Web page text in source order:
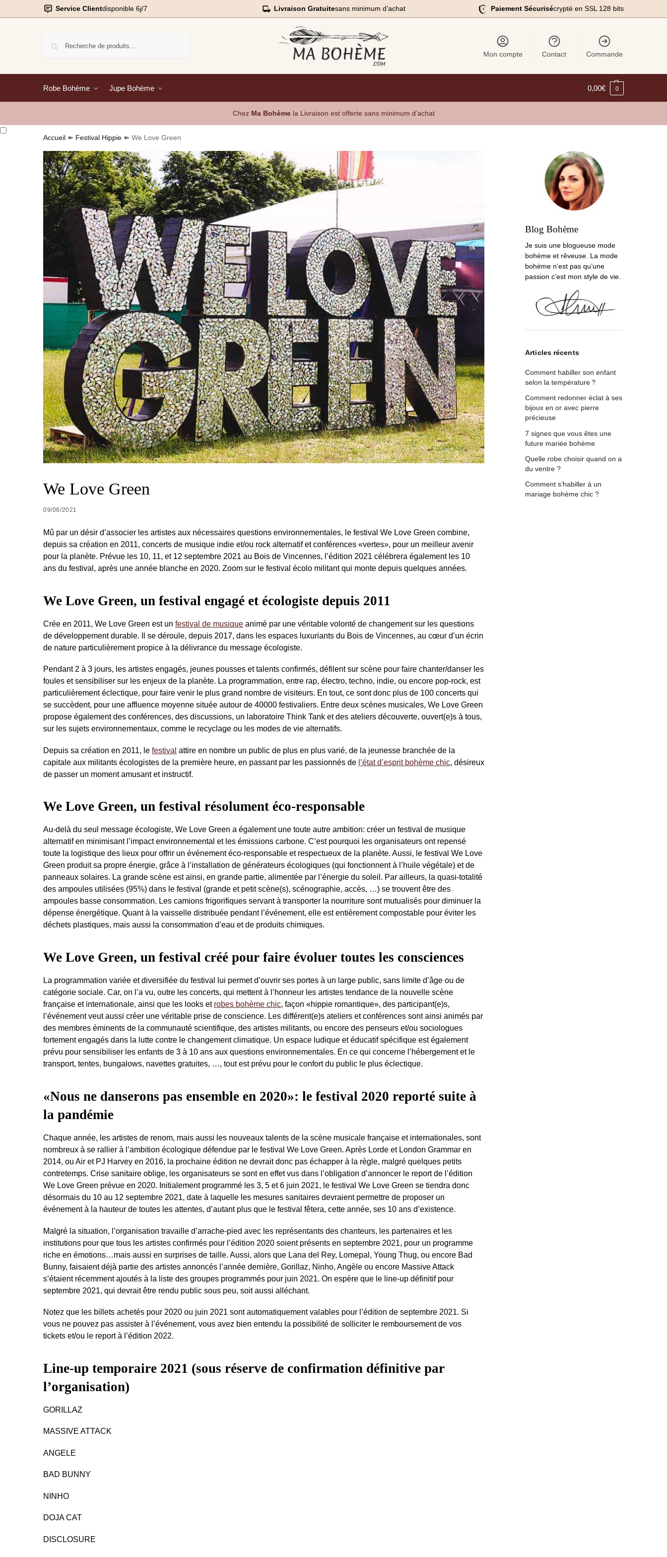
Service Clientdisponible 6j/7 Livraison Gratuitesans minimum d’achat Paiement Sécurisécrypté en SSL 128 bits
Mon compte Contact Commande
Robe Bohème Jupe Bohème 0,00€ 0
Chez Ma Bohèmela Livraison est offerte sans minimum d’achat
Accueil ➽ Festival Hippie ➽ We Love Green
We Love Green
09/06/2021
Mû par un désir d’associer les artistes aux nécessaires questions environnementales, le festival We Love Green combine,
depuis sa création en 2011, concerts de musique indie et/ou rock alternatif et conférences «vertes», pour un meilleur avenir
pour la planète. Prévue les 10, 11, et 12 septembre 2021 au Bois de Vincennes, l’édition 2021 célébrera également les 10
ans du festival, après une année blanche en 2020. Zoom sur le festival écolo militant qui monte depuis quelques années.
We Love Green, un festival engagé et écologiste depuis 2011
Crée en 2011, We Love Green est un festival de musique animé par une véritable volonté de changement sur les questions
de développement durable. Il se déroule, depuis 2017, dans les espaces luxuriants du Bois de Vincennes, au cœur d’un écrin
de nature particulièrement propice à la délivrance du message écologiste.
Pendant 2 à 3 jours, les artistes engagés, jeunes pousses et talents confirmés, défilent sur scène pour faire chanter/danser les
foules et sensibiliser sur les enjeux de la planète. La programmation, entre rap, électro, techno, indie, ou encore pop-rock, est
particulièrement éclectique, pour faire venir le plus grand nombre de visiteurs. En tout, ce sont donc plus de 100 concerts qui
se succèdent, pour une affluence moyenne située autour de 40000 festivaliers. Entre deux scènes musicales, We Love Green
propose également des conférences, des discussions, un laboratoire Think Tank et des ateliers découverte, ouvert(e)s à tous,
sur les sujets environnementaux, comme le recyclage ou les modes de vie alternatifs.
Depuis sa création en 2011, le festival attire en nombre un public de plus en plus varié, de la jeunesse branchée de la
capitale aux militants écologistes de la première heure, en passant par les passionnés de l’état d’esprit bohème chic, désireux
de passer un moment amusant et instructif.
We Love Green, un festival résolument éco-responsable
Au-delà du seul message écologiste, We Love Green a également une toute autre ambition: créer un festival de musique
alternatif en minimisant l’impact environnemental et les émissions carbone. C’est pourquoi les organisateurs ont repensé
toute la logistique des lieux pour offrir un événement éco-responsable et respectueux de la planète. Aussi, le festival We Love
Green produit sa propre énergie, grâce à l’installation de générateurs écologiques (qui fonctionnent à l’huile végétale) et de
panneaux solaires. La grande scène est ainsi, en grande partie, alimentée par l’énergie du soleil. Par ailleurs, la quasi-totalité
des ampoules utilisées (95%) dans le festival (grande et petit scène(s), scénographie, accès, …) se trouvent être des
ampoules basse consommation. Les camions frigorifiques servant à transporter la nourriture sont mutualisés pour diminuer la
dépense énergétique. Quant à la vaisselle distribuée pendant l’événement, elle est entièrement compostable pour éviter les
déchets plastiques, mais aussi la consommation d’eau et de produits chimiques.
We Love Green, un festival créé pour faire évoluer toutes les consciences
La programmation variée et diversifiée du festival lui permet d’ouvrir ses portes à un large public, sans limite d’âge ou de
catégorie sociale. Car, on l’a vu, outre les concerts, qui mettent à l’honneur les artistes tendance de la nouvelle scène
française et internationale, ainsi que les looks et robes bohème chic, façon «hippie romantique», des participant(e)s,
l’événement veut aussi créer une véritable prise de conscience. Les différent(e)s ateliers et conférences sont ainsi animés par
des membres éminents de la communauté scientifique, des artistes militants, ou encore des penseurs et/ou sociologues
fortement engagés dans la lutte contre le changement climatique. Un espace ludique et éducatif spécifique est également
prévu pour sensibiliser les enfants de 3 à 10 ans aux questions environnementales. En ce qui concerne l’hébergement et le
transport, tentes, bungalows, navettes gratuites, …, tout est prévu pour le confort du public le plus éclectique.
«Nous ne danserons pas ensemble en 2020»: le festival 2020 reporté suite à
la pandémie
Chaque année, les artistes de renom, mais aussi les nouveaux talents de la scène musicale française et internationales, sont
nombreux à se rallier à l’ambition écologique défendue par le festival We Love Green. Après Lorde et London Grammar en
2014, ou Air et PJ Harvey en 2016, la prochaine édition ne devrait donc pas échapper à la règle, malgré quelques petits
contretemps. Crise sanitaire oblige, les organisateurs se sont en effet vus dans l’obligation d’annoncer le report de l’édition
We Love Green prévue en 2020. Initialement programmé les 3, 5 et 6 juin 2021, le festival We Love Green se tiendra donc
désormais du 10 au 12 septembre 2021, date à laquelle les mesures sanitaires devraient permettre de proposer un
événement à la hauteur de toutes les attentes, d’autant plus que le festival fêtera, cette année, ses 10 ans d’existence.
Malgré la situation, l’organisation travaille d’arrache-pied avec les représentants des chanteurs, les partenaires et les
institutions pour que tous les artistes confirmés pour l’édition 2020 soient présents en septembre 2021, pour un programme
riche en émotions…mais aussi en surprises de taille. Aussi, alors que Lana del Rey, Lomepal, Young Thug, ou encore Bad
Bunny, faisaient déjà partie des artistes annoncés l’année dernière, Gorillaz, Ninho, Angèle ou encore Massive Attack
s’étaient récemment ajoutés à la liste des groupes programmés pour juin 2021. On espère que le line-up définitif pour
septembre 2021, qui devrait être rendu public sous peu, soit aussi alléchant.
Notez que les billets achetés pour 2020 ou juin 2021 sont automatiquement valables pour l’édition de septembre 2021. Si
vous ne pouvez pas assister à l’événement, vous avez bien entendu la possibilité de solliciter le remboursement de vos
tickets et/ou le report à l’édition 2022.
Line-up temporaire 2021 (sous réserve de confirmation définitive par
l’organisation)
GORILLAZ
MASSIVE ATTACK
ANGELE
BAD BUNNY
NINHO
DOJA CAT
DISCLOSURE
Blog Bohème
Je suis une blogueuse mode
bohème et rêveuse. La mode
bohème n’est pas qu’une
passion c’est mon style de vie.
Articles récents
Comment habiller son enfant
selon la température ?
Comment redonner éclat à ses
bijoux en or avec pierre
précieuse
7 signes que vous êtes une
future mariée bohème
Quelle robe choisir quand on a
du ventre ?
Comment s’habiller à un
mariage bohème chic ?